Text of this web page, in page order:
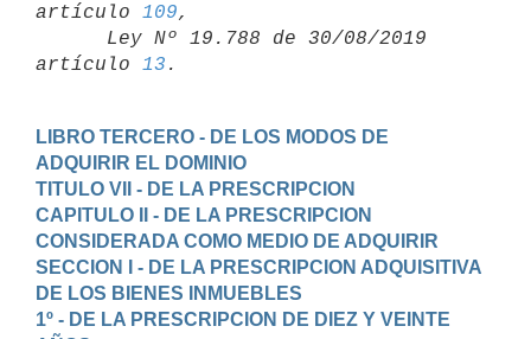
artículo 109,
artículo 13
LIBRO TERCERO - DE LOS MODOS DE
ADQUIRIR EL DOMINIO
TITULO VII - DE LA PRESCRIPCION
CAPITULO II - DE LA PRESCRIPCION
CONSIDERADA COMO MEDIO DE ADQUIRIR
SECCION I - DE LA PRESCRIPCION ADQUISITIVA
DE LOS BIENES INMUEBLES
1º - DE LA PRESCRIPCION DE DIEZ Y VEINTE